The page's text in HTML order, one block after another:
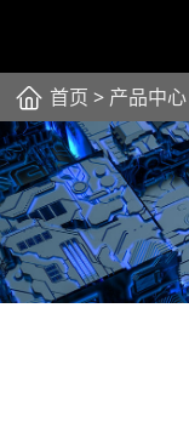
首页 > 产品中心